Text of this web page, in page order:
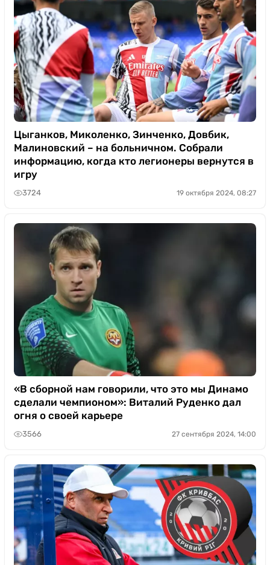
Цыганков, Миколенко, Зинченко, Довбик,
Малиновский – на больничном. Собрали
информацию, когда кто легионеры вернутся в
игру
3724 19 октября 2024, 08:27
«В сборной нам говорили, что это мы Динамо
сделали чемпионом»: Виталий Руденко дал
огня о своей карьере
3566 27 сентября 2024, 14:00